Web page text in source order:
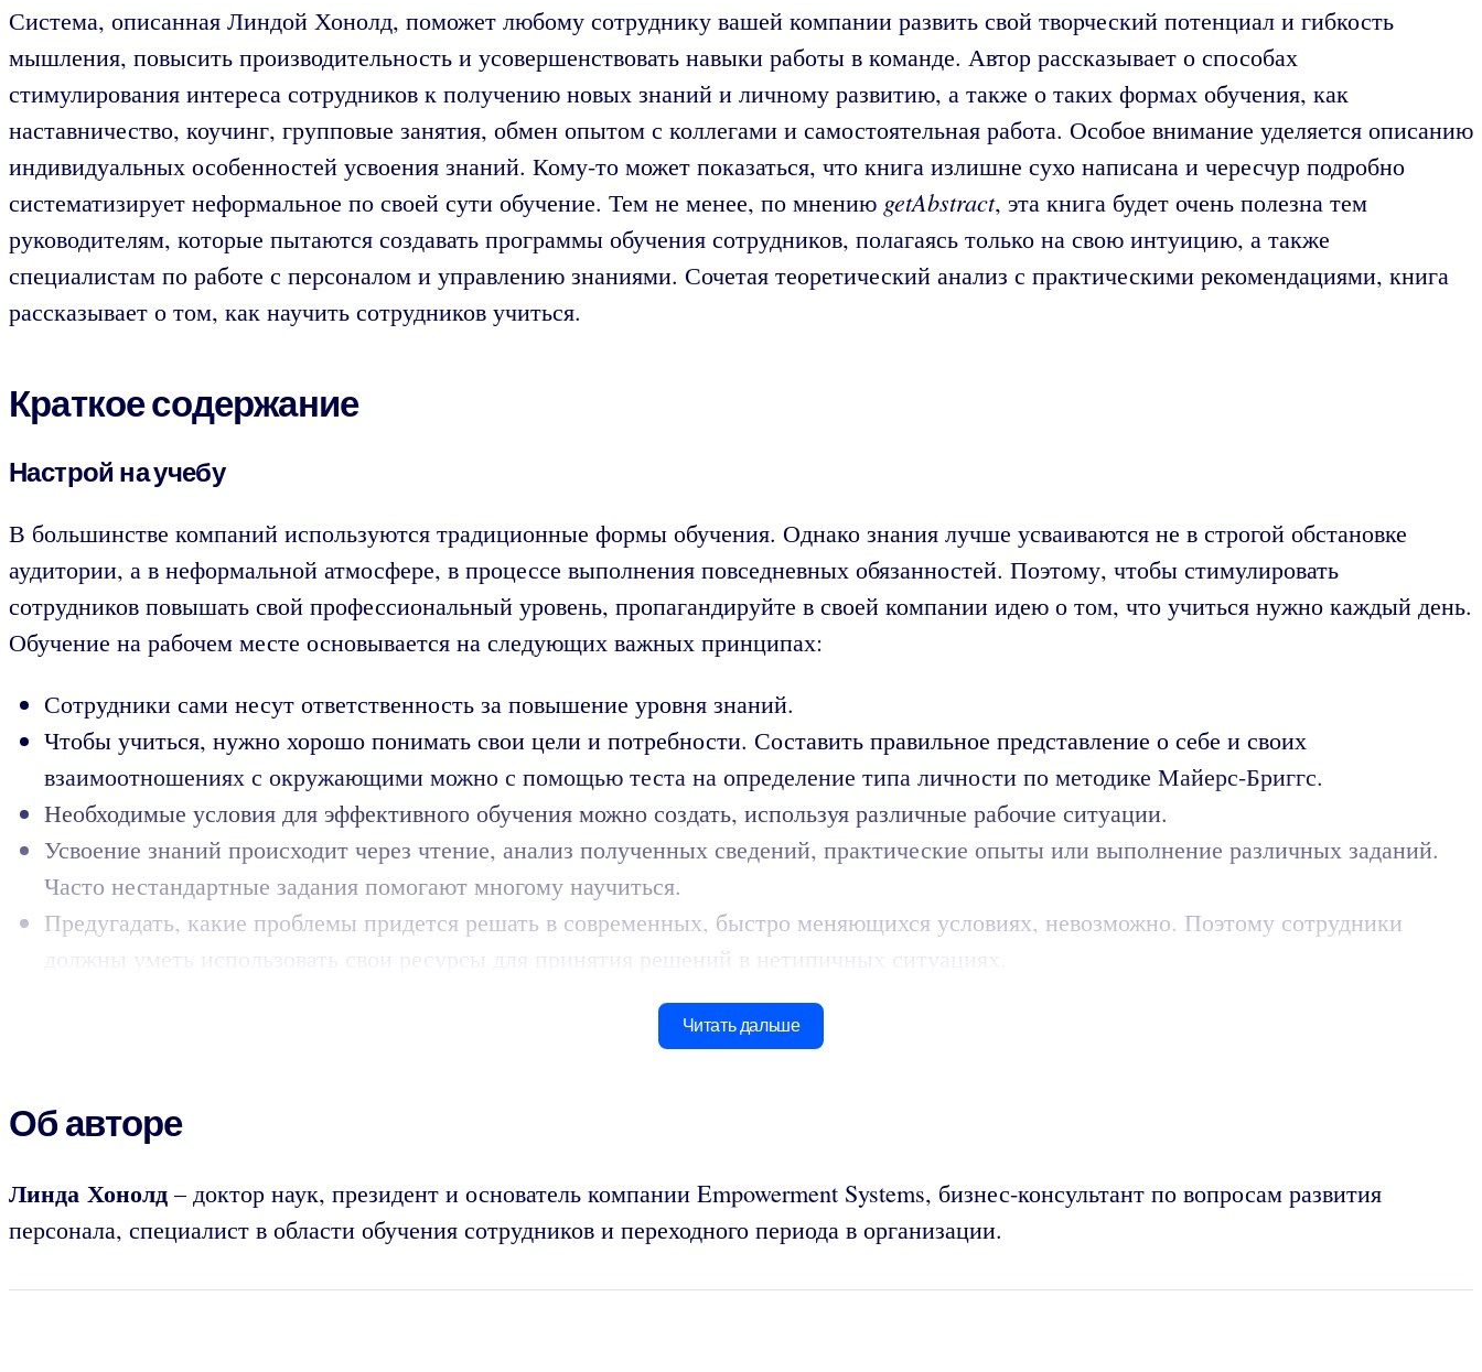
Система, описанная Линдой Хонолд, поможет любому сотруднику вашей компании развить свой творческий потенциал и гибкость
мышления, повысить производительность и усовершенствовать навыки работы в команде. Автор рассказывает о способах
стимулирования интереса сотрудников к получению новых знаний и личному развитию, а также о таких формах обучения, как
наставничество, коучинг, групповые занятия, обмен опытом с коллегами и самостоятельная работа. Особое внимание уделяется описанию
индивидуальных особенностей усвоения знаний. Кому-то может показаться, что книга излишне сухо написана и чересчур подробно
систематизирует неформальное по своей сути обучение. Тем не менее, по мнению getAbstract, эта книга будет очень полезна тем
руководителям, которые пытаются создавать программы обучения сотрудников, полагаясь только на свою интуицию, а также
специалистам по работе с персоналом и управлению знаниями. Сочетая теоретический анализ с практическими рекомендациями, книга
рассказывает о том, как научить сотрудников учиться.
Краткое содержание
Настрой на учебу
В большинстве компаний используются традиционные формы обучения. Однако знания лучше усваиваются не в строгой обстановке
аудитории, а в неформальной атмосфере, в процессе выполнения повседневных обязанностей. Поэтому, чтобы стимулировать
сотрудников повышать свой профессиональный уровень, пропагандируйте в своей компании идею о том, что учиться нужно каждый день.
Обучение на рабочем месте основывается на следующих важных принципах:
Сотрудники сами несут ответственность за повышение уровня знаний.
Чтобы учиться, нужно хорошо понимать свои цели и потребности. Составить правильное представление о себе и своих
взаимоотношениях с окружающими можно с помощью теста на определение типа личности по методике Майерс-Бриггс.
Необходимые условия для эффективного обучения можно создать, используя различные рабочие ситуации.
Усвоение знаний происходит через чтение, анализ полученных сведений, практические опыты или выполнение различных заданий.
Часто нестандартные задания помогают многому научиться.
Предугадать, какие проблемы придется решать в современных, быстро меняющихся условиях, невозможно. Поэтому сотрудники
должны уметь использовать свои ресурсы для принятия решений в нетипичных ситуациях.
Читать дальше
Об авторе
Линда Хонолд – доктор наук, президент и основатель компании Empowerment Systems, бизнес-консультант по вопросам развития
персонала, специалист в области обучения сотрудников и переходного периода в организации.